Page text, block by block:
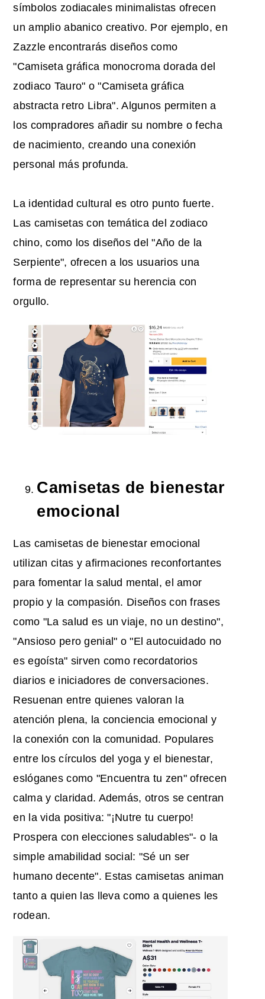
símbolos zodiacales minimalistas ofrecen
un amplio abanico creativo. Por ejemplo, en
Zazzle encontrarás diseños como
"Camiseta gráfica monocroma dorada del
zodiaco Tauro" o "Camiseta gráfica
abstracta retro Libra". Algunos permiten a
los compradores añadir su nombre o fecha
de nacimiento, creando una conexión
personal más profunda.
La identidad cultural es otro punto fuerte.
Las camisetas con temática del zodiaco
chino, como los diseños del "Año de la
Serpiente", ofrecen a los usuarios una
forma de representar su herencia con
orgullo.
Camisetas de bienestar
emocional
Las camisetas de bienestar emocional
utilizan citas y afirmaciones reconfortantes
para fomentar la salud mental, el amor
propio y la compasión. Diseños con frases
como "La salud es un viaje, no un destino",
"Ansioso pero genial" o "El autocuidado no
es egoísta" sirven como recordatorios
diarios e iniciadores de conversaciones.
Resuenan entre quienes valoran la
atención plena, la conciencia emocional y
la conexión con la comunidad. Populares
entre los círculos del yoga y el bienestar,
eslóganes como "Encuentra tu zen" ofrecen
calma y claridad. Además, otros se centran
en la vida positiva: "¡Nutre tu cuerpo!
Prospera con elecciones saludables"- o la
simple amabilidad social: "Sé un ser
humano decente". Estas camisetas animan
tanto a quien las lleva como a quienes les
rodean.